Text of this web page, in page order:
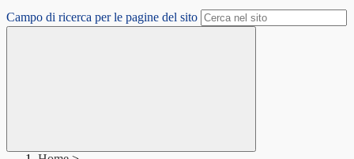
Campo di ricerca per le pagine del sito